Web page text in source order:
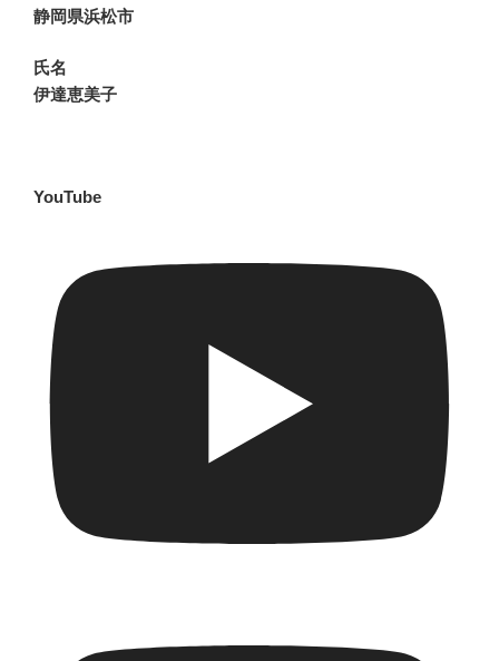
静岡県浜松市
氏名
伊達恵美子
YouTube